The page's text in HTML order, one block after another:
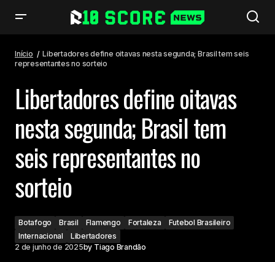
representantes no sorteio
Início
Libertadores define oitavas nesta segunda; Brasil tem seis
representantes no sorteio
Libertadores define oitavas
nesta segunda; Brasil tem
seis representantes no
sorteio
Botafogo Brasil Flamengo Fortaleza
Futebol Brasileiro
Internacional
Libertadores
2 de junho de 2025by Tiago Brandão